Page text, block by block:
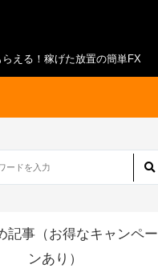
らえる！稼げた放置の簡単FX
記事（お得なキャンペー
ンあり）